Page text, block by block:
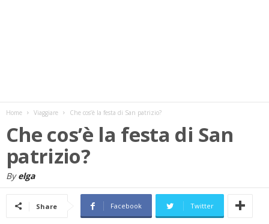
Home Viaggiare Che cos’è la festa di San patrizio?
Che cos’è la festa di San
patrizio?
By elga
Share Facebook Twitter